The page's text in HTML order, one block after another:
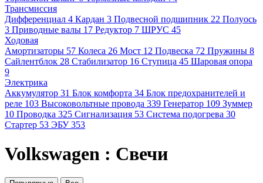
Трансмиссия
Дифференциал 4 Кардан 3 Подвесной подшипник 22 Полуось
3 Приводные валы 17 Редуктор 7 ШРУС 45
Ходовая
Амортизаторы 57 Колеса 26 Мост 12 Подвеска 72 Пружины 8
Сайлентблок 28 Стабилизатор 16 Ступица 45 Шаровая опора
9
Электрика
Аккумулятор 31 Блок комфорта 34 Блок предохранителей и
реле 103 Высоковольтные провода 339 Генератор 109 Зуммер
10 Проводка 325 Сигнализация 53 Система подогрева 30
Стартер 53 ЭБУ 353
Volkswagen : Свечи